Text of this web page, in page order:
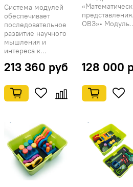
Система модулей
обеспечивает
последовательное
развитие научного
мышления и
интереса к...
213 360 руб
представления.
ОВЗ»•
128 000